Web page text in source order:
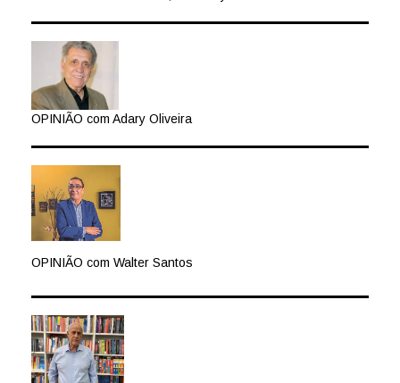
OPINIÃO com Adary Oliveira
OPINIÃO com Walter Santos